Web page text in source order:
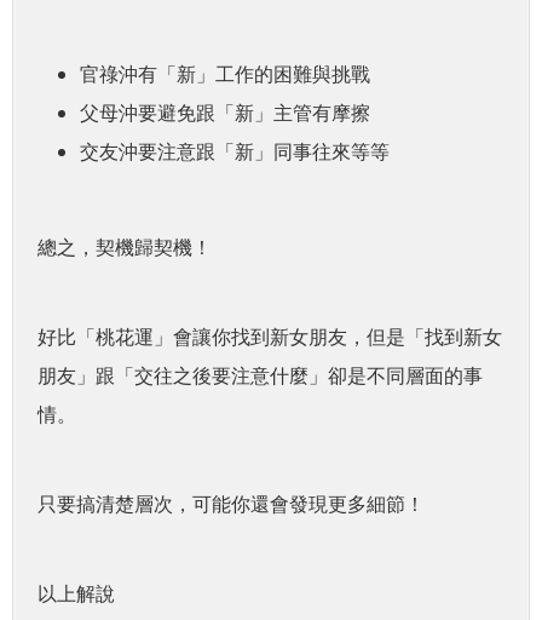
官祿沖有「新」工作的困難與挑戰
父母沖要避免跟「新」主管有摩擦
交友沖要注意跟「新」同事往來等等
總之，契機歸契機！
好比「桃花運」會讓你找到新女朋友，但是「找到新女
朋友」跟「交往之後要注意什麼」卻是不同層面的事
情。
只要搞清楚層次，可能你還會發現更多細節！
以上解說